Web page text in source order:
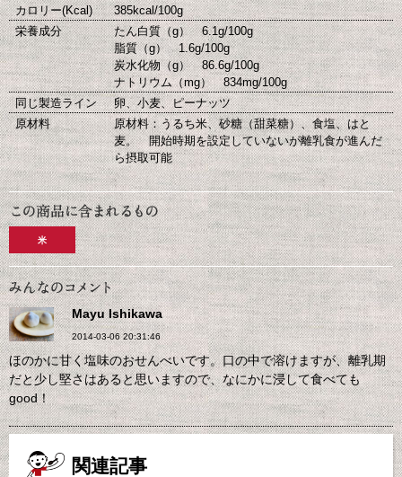
カロリー(Kcal)
385kcal/100g
栄養成分
たん白質（g） 6.1g/100g
脂質（g） 1.6g/100g
炭水化物（g） 86.6g/100g
ナトリウム（mg） 834mg/100g
同じ製造ライン
卵、小麦、ピーナッツ
原材料
原材料：うるち米、砂糖（甜菜糖）、食塩、はと
麦。 開始時期を設定していないが離乳食が進んだ
ら摂取可能
米
Mayu Ishikawa
2014-03-06 20:31:46
ほのかに甘く塩味のおせんべいです。口の中で溶けますが、離乳期
だと少し堅さはあると思いますので、なにかに浸して食べても
good！
関連記事